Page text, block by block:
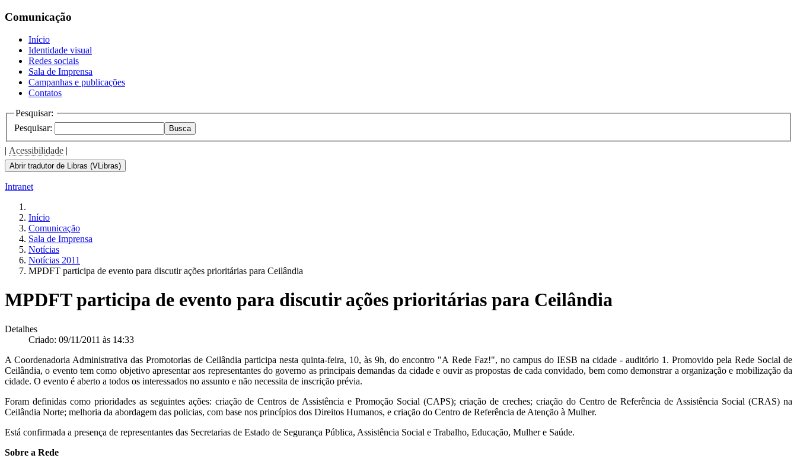
screen
help
navigate
interact
the
content.
Comunicação
Início
Identidade visual
Redes sociais
Sala de Imprensa
Campanhas e publicações
Contatos
Pesquisar:
Pesquisar:
Busca
| Acessibilidade |
Abrir tradutor de Libras (VLibras)
Intranet
Início
Comunicação
Sala de Imprensa
Notícias
Notícias 2011
MPDFT participa de evento para discutir ações prioritárias para Ceilândia
MPDFT participa de evento para discutir ações prioritárias para Ceilândia
Detalhes
Criado: 09/11/2011 às 14:33
A Coordenadoria Administrativa das Promotorias de Ceilândia participa nesta quinta-feira, 10, às 9h, do encontro "A Rede Faz!", no campus do IESB na cidade - auditório 1. Promovido pela Rede Social de
Ceilândia, o evento tem como objetivo apresentar aos representantes do governo as principais demandas da cidade e ouvir as propostas de cada convidado, bem como demonstrar a organização e mobilização da
cidade. O evento é aberto a todos os interessados no assunto e não necessita de inscrição prévia.
Foram definidas como prioridades as seguintes ações: criação de Centros de Assistência e Promoção Social (CAPS); criação de creches; criação do Centro de Referência de Assistência Social (CRAS) na
Ceilândia Norte; melhoria da abordagem das policias, com base nos princípios dos Direitos Humanos, e criação do Centro de Referência de Atenção à Mulher.
Está confirmada a presença de representantes das Secretarias de Estado de Segurança Pública, Assistência Social e Trabalho, Educação, Mulher e Saúde.
Sobre a Rede